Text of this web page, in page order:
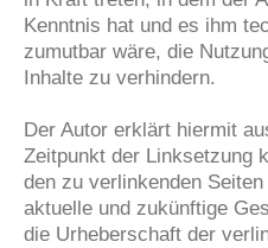
Kenntnis hat und es ihm
zumutbar wäre, die
Inhalte zu verhindern.
Der Autor erklärt hiermit
Zeitpunkt der Linksetzung
den zu verlinkenden
aktuelle und zukünftige
die Urheberschaft der